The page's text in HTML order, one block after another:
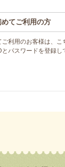
めてご利用の方
ご利用のお客様は、こ
とパスワードを登録し